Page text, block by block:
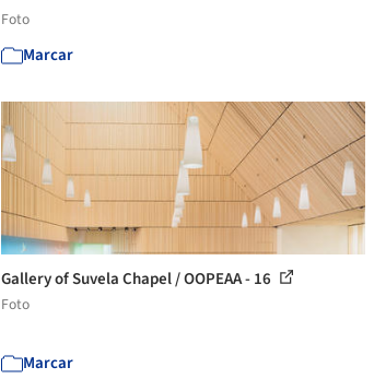
Foto
Marcar
Gallery of Suvela Chapel / OOPEAA - 16
Foto
Marcar